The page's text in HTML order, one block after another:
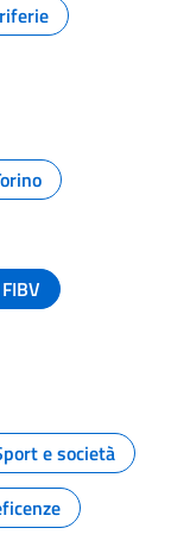
e società